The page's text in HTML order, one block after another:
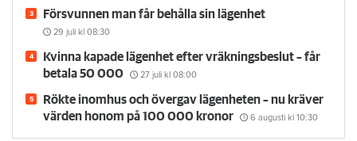
Försvunnen man får behålla sin lägenhet
29 juli kl 08:30
Kvinna kapade lägenhet efter vräkningsbeslut – får
betala 50 000
27 juli kl 08:00
Rökte inomhus och övergav lägenheten – nu kräver
värden honom på 100 000 kronor
6 augusti kl 10:30